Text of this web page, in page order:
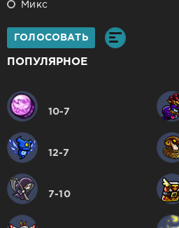
Микс
ГОЛОСОВАТЬ
ПОПУЛЯРНОЕ
10-7
12-7
7-10